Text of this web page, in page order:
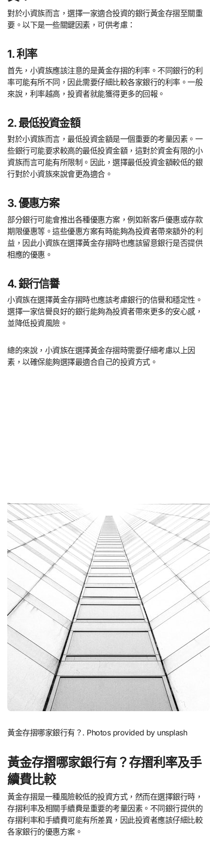
對於小資族而言，選擇一家適合投資的銀行黃金存摺至關重
要。以下是一些關鍵因素，可供考慮：
1. 利率
首先，小資族應該注意的是黃金存摺的利率。不同銀行的利
率可能有所不同，因此需要仔細比較各家銀行的利率。一般
來說，利率越高，投資者就能獲得更多的回報。
2. 最低投資金額
對於小資族而言，最低投資金額是一個重要的考量因素。一
些銀行可能要求較高的最低投資金額，這對於資金有限的小
資族而言可能有所限制。因此，選擇最低投資金額較低的銀
行對於小資族來說會更為適合。
3. 優惠方案
部分銀行可能會推出各種優惠方案，例如新客戶優惠或存款
期限優惠等。這些優惠方案有時能夠為投資者帶來額外的利
益，因此小資族在選擇黃金存摺時也應該留意銀行是否提供
相應的優惠。
4. 銀行信譽
小資族在選擇黃金存摺時也應該考慮銀行的信譽和穩定性。
選擇一家信譽良好的銀行能夠為投資者帶來更多的安心感，
並降低投資風險。
總的來說，小資族在選擇黃金存摺時需要仔細考慮以上因
素，以確保能夠選擇最適合自己的投資方式。
黃金存摺哪家銀行有？. Photos provided by unsplash
黃金存摺哪家銀行有？存摺利率及手
續費比較
黃金存摺是一種風險較低的投資方式，然而在選擇銀行時，
存摺利率及相關手續費是重要的考量因素。不同銀行提供的
存摺利率和手續費可能有所差異，因此投資者應該仔細比較
各家銀行的優惠方案。